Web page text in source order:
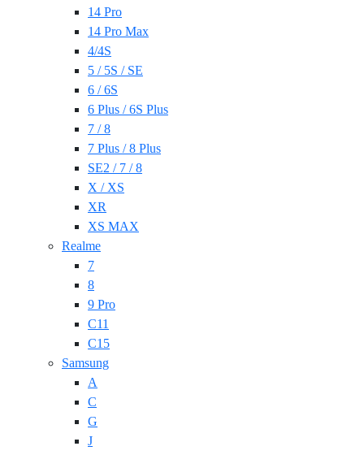
14 Pro
14 Pro Max
4/4S
5 / 5S / SE
6 / 6S
6 Plus / 6S Plus
7 / 8
7 Plus / 8 Plus
SE2 / 7 / 8
X / XS
XR
XS MAX
Realme
7
8
9 Pro
C11
C15
Samsung
A
C
G
J